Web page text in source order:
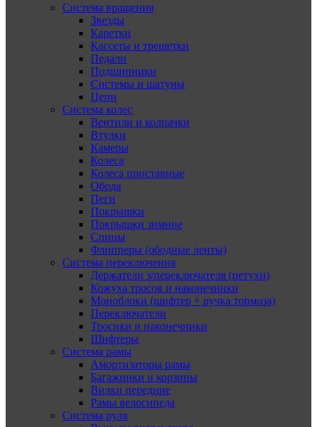
Система вращения
Звезды
Каретки
Кассеты и трещетки
Педали
Подшипники
Системы и шатуны
Цепи
Система колес
Вентили и колпачки
Втулки
Камеры
Колеса
Колеса приставные
Обода
Пеги
Покрышки
Покрышки зимние
Спицы
Флипперы (ободные ленты)
Система переключения
Держатели з/переключателя (петухи)
Кожуха тросов и наконечники
Моноблоки (шифтер + ручка тормоза)
Переключатели
Тросики и наконечники
Шифтеры
Система рамы
Амортизаторы рамы
Багажники и корзины
Вилки передние
Рамы велосипеда
Система руля